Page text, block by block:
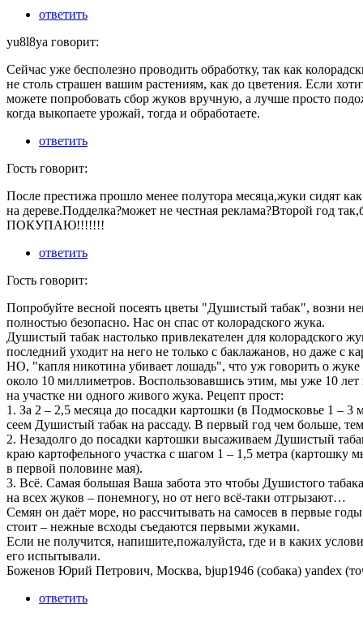
ответить
yu8l8ya говорит:
Сейчас уже бесполезно проводить обработку, так как
не столь страшен вашим растениям, как до цветения. Если
можете попробовать сбор жуков вручную, а лучше просто
когда выкопаете урожай, тогда и обработаете.
ответить
Гость говорит:
После престижа прошло менее полутора месяца,жуки сидят
на дереве.Подделка?может не честная реклама?Второй год
ПОКУПАЮ!!!!!!!
ответить
Гость говорит:
Попробуйте весной посеять цветы "Душистый табак", возни
полностью безопасно. Нас он спас от колорадского жука.
Душистый табак настолько привлекателен для колорадского
последний уходит на него не только с баклажанов, но даже с
НО, "капля никотина убивает лошадь", что уж говорить о жуке
около 10 миллиметров. Воспользовавшись этим, мы уже 10
на участке ни одного живого жука. Рецепт прост:
1. За 2 – 2,5 месяца до посадки картошки (в Подмосковье 1 – 3
сеем Душистый табак на рассаду. В первый год чем больше,
2. Незадолго до посадки картошки высаживаем Душистый
краю картофельного участка с шагом 1 – 1,5 метра (картошку
в первой половине мая).
3. Всё. Самая большая Ваша забота это чтобы Душистого
на всех жуков – понемногу, но от него всё-таки отгрызают…
Семян он даёт море, но рассчитывать на самосев в первые
стоит – нежные всходы съедаются первыми жуками.
Если не получится, напишите,пожалуйста, где и в каких
его испытывали.
Боженов Юрий Петрович, Москва, bjup1946 (собака) yandex
ответить